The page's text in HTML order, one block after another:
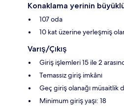
Konaklama yerinin
107 oda
10 kat üzerine yerleşmiş
Varış/Çıkış
Giriş işlemleri 15 ile 2
Temassız giriş imkânı
Geç giriş olanağı müsaitlik
Minimum giriş yaşı: 18